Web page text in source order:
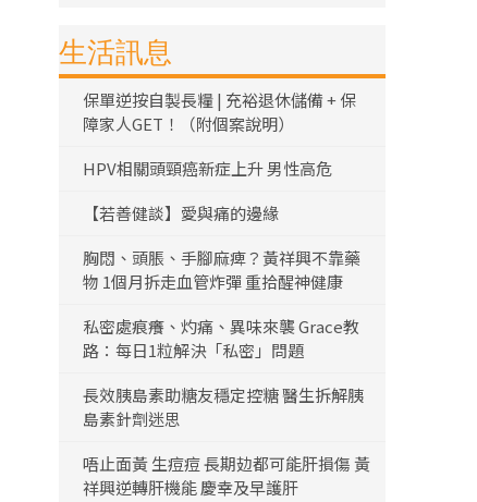
生活訊息
保單逆按自製長糧 | 充裕退休儲備 + 保
障家人GET！（附個案說明）
HPV相關頭頸癌新症上升 男性高危
【若善健談】愛與痛的邊緣
胸悶、頭脹、手腳麻痺？黃祥興不靠藥
物 1個月拆走血管炸彈 重拾醒神健康
私密處痕癢、灼痛、異味來襲 Grace教
路：每日1粒解決「私密」問題
長效胰島素助糖友穩定控糖 醫生拆解胰
島素針劑迷思
唔止面黃 生痘痘 長期攰都可能肝損傷 黃
祥興逆轉肝機能 慶幸及早護肝